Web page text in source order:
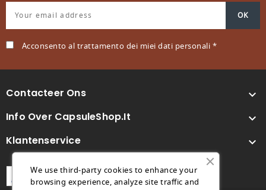
Acconsento al trattamento dei miei dati personali *
Contacteer Ons 
Info Over CapsuleShop.it 
Klantenservice 
We use third-party cookies to enhance your
browsing experience, analyze site traffic and